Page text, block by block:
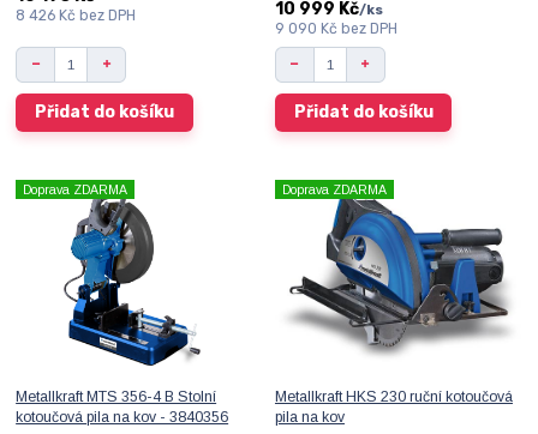
8 426 Kčbez DPH
Přidat do košíku
10 999 Kč/ks
9 090 Kč bez DPH
Přidat do košíku
Doprava ZDARMA
Metallkraft MTS 356-4 B Stolní
kotoučová pila na kov - 3840356
Doprava ZDARMA
Metallkraft HKS 230 ruční kotoučová
pila na kov